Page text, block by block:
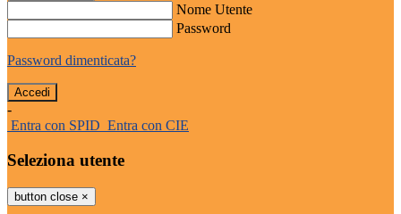
Nome Utente
Password
Password dimenticata?
-
Entra con SPID Entra con CIE
Seleziona utente
button close ×